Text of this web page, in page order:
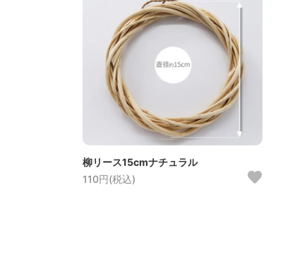
柳リース15cmナチュラル
110円(税込)